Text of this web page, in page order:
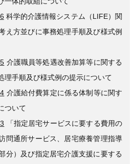
科学的介護情報システム（LIFE）関
え方並びに事務処理手順及び様式例
介護職員等処遇改善加算等に関する
理手順及び様式例の提示について
介護給付費算定に係る体制等に関す
ついて
「指定居宅サービスに要する費用の
問通所サービス、居宅療養管理指導
分）及び指定居宅介護支援に要する